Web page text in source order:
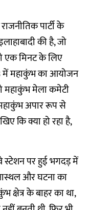
पार्टी के
की है, जो
एक मिनट के लिए
में महाकुंभ का आयोजन
महाकुंभ मेला कमेटी
अपार रूप से
कि क्या हो रहा है,
स्टेशन पर हुई भगदड़ में
और घटना का
क्षेत्र के बाहर का था,